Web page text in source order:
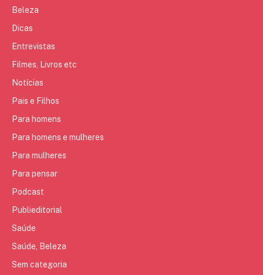
Beleza
Dicas
Entrevistas
Filmes, Livros etc
Notícias
Pais e Filhos
Para homens
Para homens e mulheres
Para mulheres
Para pensar
Podcast
Publieditorial
Saúde
Saúde, Beleza
Sem categoria